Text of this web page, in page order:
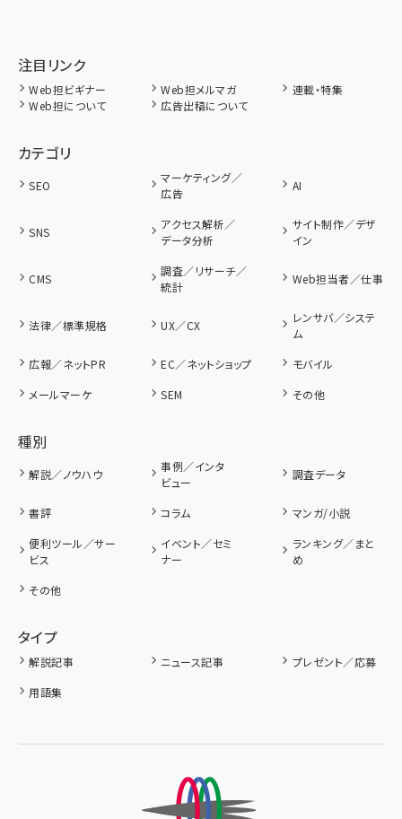
注目リンク
Web担ビギナー Web担メルマガ
連載・特集
Web担について
広告出稿について
カテゴリ
SEO
マーケティング／
広告
AI
SNS
アクセス解析／
データ分析
サイト制作／デザ
イン
CMS
調査／リサーチ／
統計
Web担当者／仕事
法律／標準規格 UX／CX
レンサバ／システ
ム
広報／ネットPR
EC／ネットショップ
モバイル
メールマーケ
SEM その他
種別
解説／ノウハウ
事例／インタ
ビュー
調査データ
書評 コラム
マンガ/小説
便利ツール／サー
ビス
イベント／セミ
ナー
ランキング／まと
め
その他
タイプ
解説記事 ニュース記事
プレゼント／応募
用語集